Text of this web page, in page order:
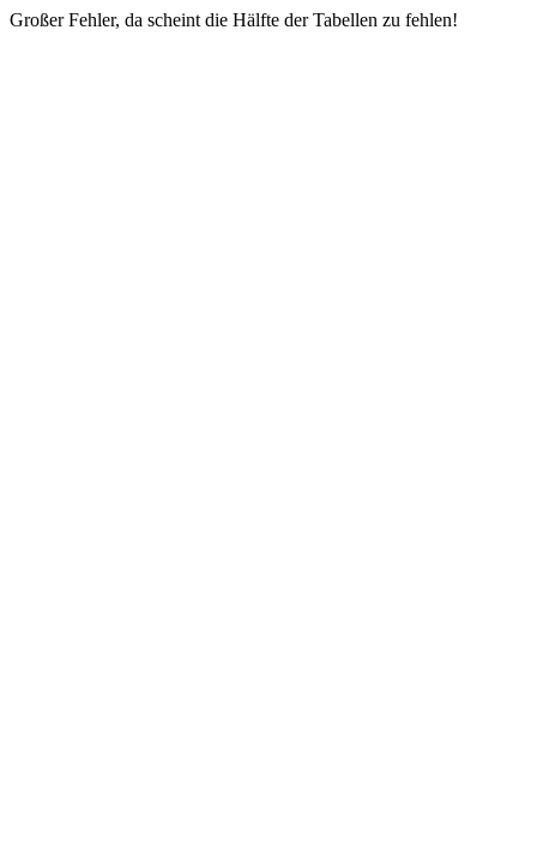
Großer Fehler, da scheint die Hälfte der Tabellen zu fehlen!